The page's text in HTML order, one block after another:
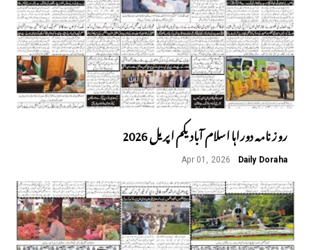
روز نامہ دوراہا اسلام آباد یکم اپریل 2026
Daily Doraha
Apr 01, 2026